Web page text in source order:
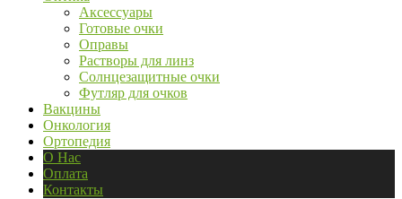
Аксессуары
Готовые очки
Оправы
Растворы для линз
Солнцезащитные очки
Футляр для очков
Вакцины
Онкология
Ортопедия
О Нас
Оплата
Контакты